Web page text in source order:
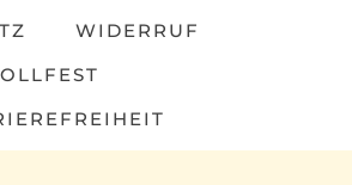
WIDERRUF